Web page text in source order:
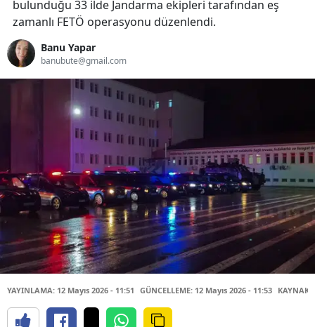
bulunduğu 33 ilde Jandarma ekipleri tarafından eş
zamanlı FETÖ operasyonu düzenlendi.
Banu Yapar
banubute@gmail.com
YAYINLAMA: 12 Mayıs 2026 - 11:51 GÜNCELLEME: 12 Mayıs 2026 - 11:53